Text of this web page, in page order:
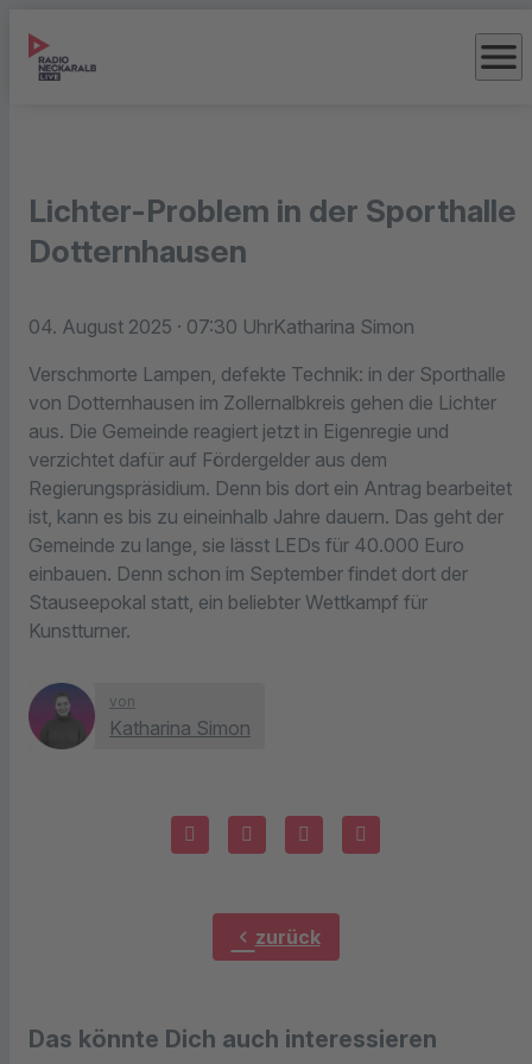
menu
Lichter-Problem in der Sporthalle
Dotternhausen
04. August 2025 · 07:30 UhrKatharina Simon
Verschmorte Lampen, defekte Technik: in der Sporthalle
von Dotternhausen im Zollernalbkreis gehen die Lichter
aus. Die Gemeinde reagiert jetzt in Eigenregie und
verzichtet dafür auf Fördergelder aus dem
Regierungspräsidium. Denn bis dort ein Antrag bearbeitet
ist, kann es bis zu eineinhalb Jahre dauern. Das geht der
Gemeinde zu lange, sie lässt LEDs für 40.000 Euro
einbauen. Denn schon im September findet dort der
Stauseepokal statt, ein beliebter Wettkampf für
Kunstturner.
von
Katharina Simon
chevron_left zurück
Das könnte Dich auch interessieren